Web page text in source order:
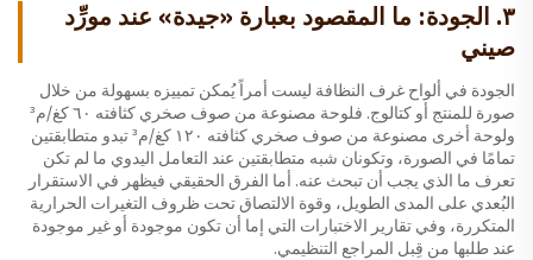
٣. الجودة: ما المقصود بعبارة «جيدة» عند مورِّد
صيني
الجودة في ألواح غرف النظافة ليست أمراً يُمكن تمييزه بسهولة من خلال
صورة للمنتج أو كتالوج. فلوحة مصنوعة من صوف صخري كثافته ٦٠ كغ/م³
ولوحة أخرى مصنوعة من صوف صخري كثافته ١٢٠ كغ/م³ تبدو متطابقتين
تمامًا في الصورة، وتكونان شبه متطابقتين عند التعامل اليدوي ما لم تكن
تعرف ما الذي يجب أن تبحث عنه. أما الفرق الحقيقي فيظهر في الاستقرار
البُعدي على المدى الطويل، وقوة الالتصاق تحت ظروف التغيرات الحرارية
المتكررة، وفي تقارير الاختبارات التي إما أن تكون موجودة أو غير موجودة
عند طلبها من قِبل المراجع التنظيمي.